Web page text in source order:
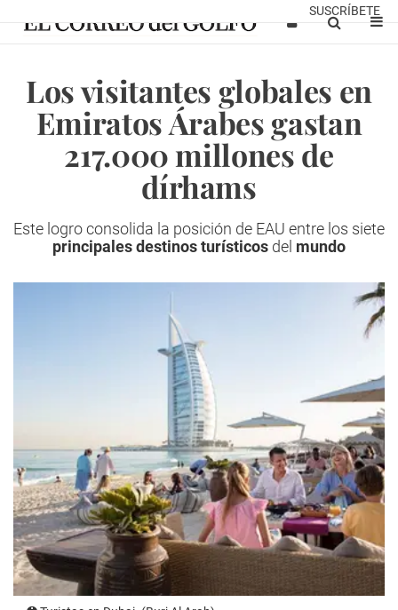
SUSCRÍBETE
Los visitantes globales en
Emiratos Árabes gastan
217.000 millones de
dírhams
Este logro consolida la posición de EAU entre los siete
principales destinos turísticos del mundo